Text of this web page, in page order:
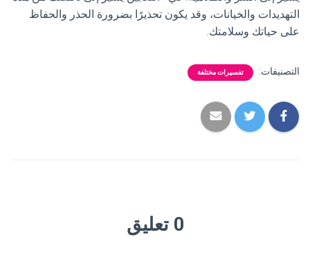
التهديدات والخيانات، وقد يكون تحذيرًا بضرورة الحذر والحفاظ
على حياتك وسلامتك.
التصنيفات: تفسيرات مختلفة
0 تعليق